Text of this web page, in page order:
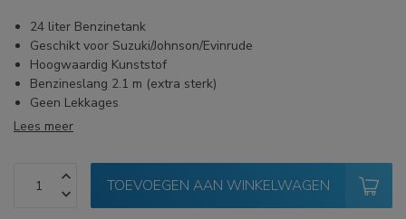
24 liter Benzinetank
Geschikt voor Suzuki/Johnson/Evinrude
Hoogwaardig Kunststof
Benzineslang 2.1 m (extra sterk)
Geen Lekkages
Lees meer
TOEVOEGEN AAN WINKELWAGEN